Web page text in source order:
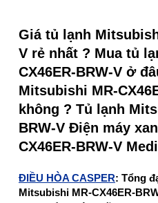
Giá tủ lạnh
V rẻ nhất ? Mua tủ
CX46ER-BRW-V ở
Mitsubishi MR-
không ? Tủ lạnh
BRW-V Điện máy
CX46ER-BRW-V
ĐIỀU HÒA CASPER: Tổng
Mitsubishi MR-CX46ER-